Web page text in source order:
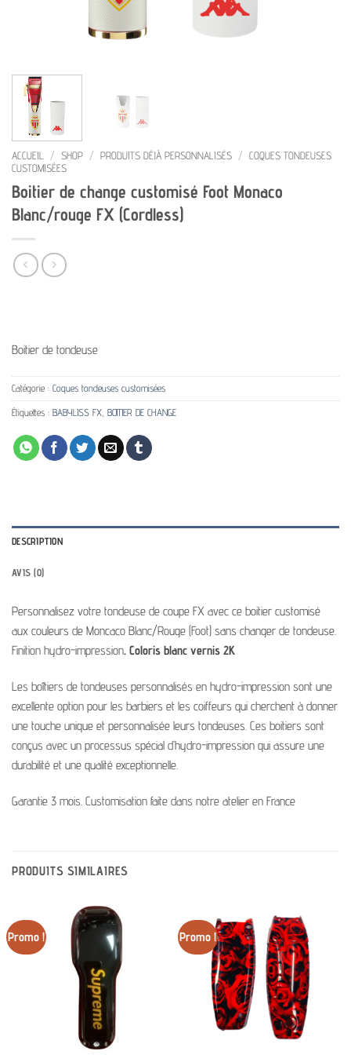
ACCUEIL / SHOP / PRODUITS DÉJÀ PERSONNALISÉS / COQUES TONDEUSES
CUSTOMISÉES
Boitier de change customisé Foot Monaco
Blanc/rouge FX (Cordless)
Boitier de tondeuse
Catégorie : Coques tondeuses customisées
Étiquettes : BABYLISS FX, BOITIER DE CHANGE
DESCRIPTION
AVIS (0)
Personnalisez votre tondeuse de coupe FX avec ce boitier customisé
aux couleurs de Moncaco Blanc/Rouge (Foot) sans changer de tondeuse.
Finition hydro-impression. Coloris blanc vernis 2K
Les boîtiers de tondeuses personnalisés en hydro-impression sont une
excellente option pour les barbiers et les coiffeurs qui cherchent à donner
une touche unique et personnalisée leurs tondeuses. Ces boitiers sont
conçus avec un processus spécial d’hydro-impression qui assure une
durabilité et une qualité exceptionnelle.
Garantie 3 mois. Customisation faite dans notre atelier en France
PRODUITS SIMILAIRES
Promo ! Promo !